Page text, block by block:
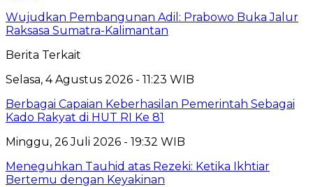
Wujudkan Pembangunan Adil: Prabowo Buka Jalur
Raksasa Sumatra-Kalimantan
Berita Terkait
Selasa, 4 Agustus 2026 - 11:23 WIB
Berbagai Capaian Keberhasilan Pemerintah Sebagai
Kado Rakyat di HUT RI Ke 81
Minggu, 26 Juli 2026 - 19:32 WIB
Meneguhkan Tauhid atas Rezeki: Ketika Ikhtiar
Bertemu dengan Keyakinan